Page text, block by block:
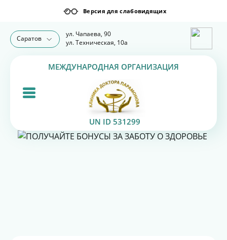
Саратов
ул. Чапаева, 90
ул. Техническая, 10а
МЕЖДУНАРОДНАЯ ОРГАНИЗАЦИЯ
UN ID 531299